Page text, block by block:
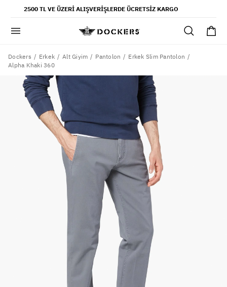
2500 TL VE ÜZERI ALIŞVERIŞLERDE ÜCRETSIZ KARGO
gömlek
şort
ultimate chino pantolon
ona özel - erkek
ona özel - kadın
yaz koleksiyonu
Dockers Erkek Alt Giyim Pantolon
Erkek Slim Pantolon
Alpha Khaki 360